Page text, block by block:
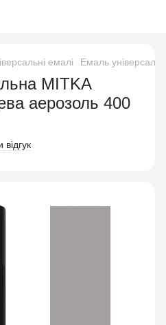
емалі Емаль
MITKA
аерозоль 400